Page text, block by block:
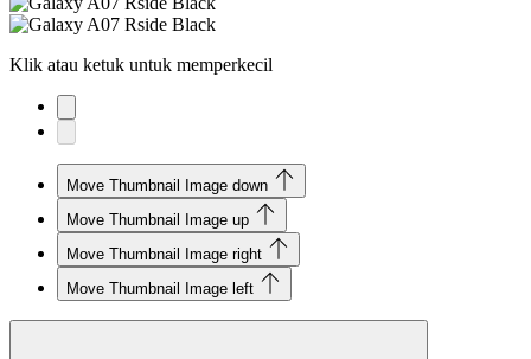
Klik atau ketuk untuk memperkecil
Move Thumbnail Image down
Move Thumbnail Image up
Move Thumbnail Image right
Move Thumbnail Image left